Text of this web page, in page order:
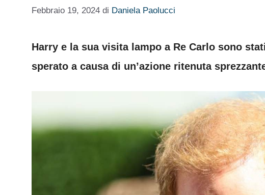
Febbraio 19, 2024 di Daniela Paolucci
Harry e la sua visita lampo a Re Carlo sono
sperato a causa di un’azione ritenuta